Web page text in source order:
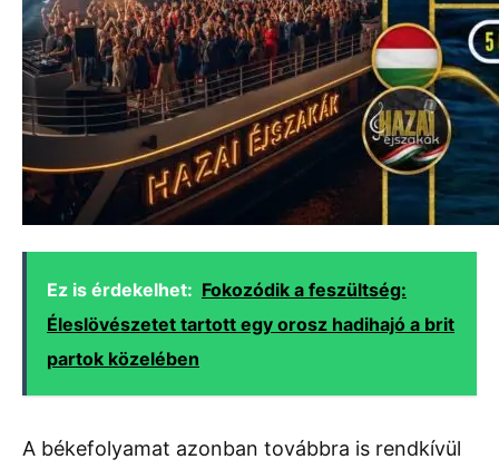
Ez is érdekelhet: Fokozódik a feszültség:
Éleslövészetet tartott egy orosz hadihajó a brit
partok közelében
A békefolyamat azonban továbbra is rendkívül